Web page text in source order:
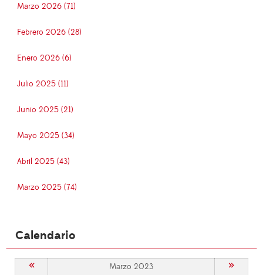
Marzo 2026 (71)
Febrero 2026 (28)
Enero 2026 (6)
Julio 2025 (11)
Junio 2025 (21)
Mayo 2025 (34)
Abril 2025 (43)
Marzo 2025 (74)
Calendario
« Marzo 2023 »